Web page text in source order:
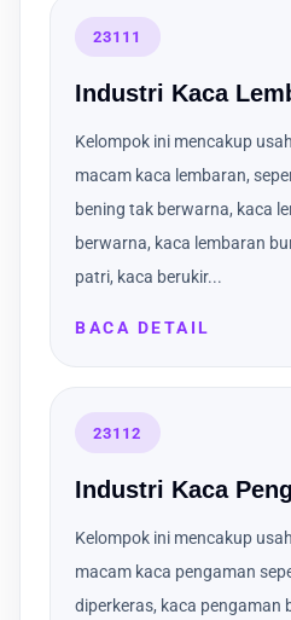
23111
Industri Kaca
Kelompok ini mencakup
macam kaca lembaran,
bening tak berwarna, kaca
berwarna, kaca lembaran
patri, kaca berukir...
BACA DETAIL
23112
Industri Kaca
Kelompok ini mencakup
macam kaca pengaman
diperkeras, kaca pengaman